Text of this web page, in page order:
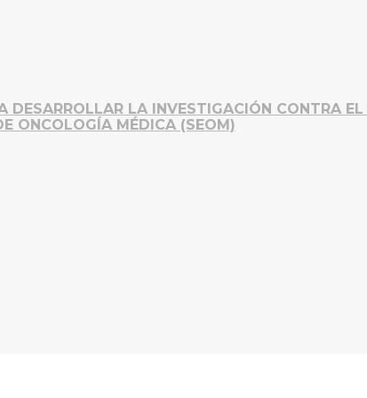
LA INVESTIGACIÓN CONTRA
ONCOLOGÍA MÉDICA (SEOM)